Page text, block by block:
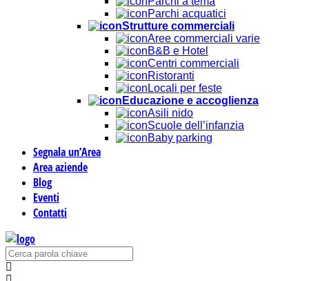
Parchi acquatici
Strutture commerciali
Aree commerciali varie
B&B e Hotel
Centri commerciali
Ristoranti
Locali per feste
Educazione e accoglienza
Asili nido
Scuole dell’infanzia
Baby parking
Segnala un’Area
Area aziende
Blog
Eventi
Contatti